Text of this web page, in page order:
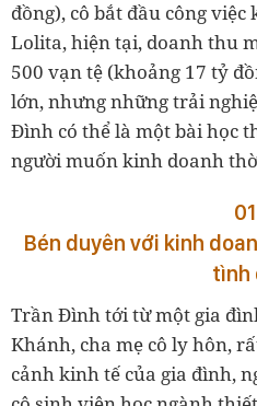
đồng), cô bắt đầu công
Lolita, hiện tại, doanh thu
500 vạn tệ (khoảng 17 tỷ
lớn, nhưng những trải
Đình có thể là một bài học
người muốn kinh doanh
01
Bén duyên với kinh
tình
Trần Đình tới từ một gia
Khánh, cha mẹ cô ly hôn,
cảnh kinh tế của gia đình,